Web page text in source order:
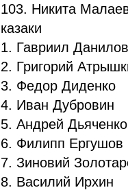
103. Никита
казаки
1. Гавриил
2. Григорий
3. Федор Диденко
4. Иван Дубровин
5. Андрей
6. Филипп Ергушов
7. Зиновий
8. Василий Ирхин